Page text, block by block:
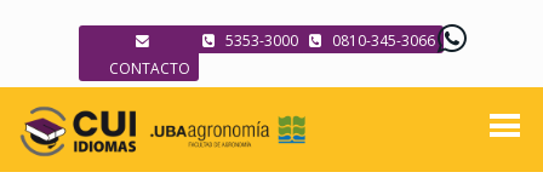
CONTACTO
5353-3000 0810-345-3066